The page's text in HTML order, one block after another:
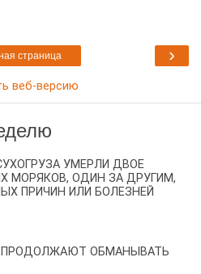
›
страница
веб-версию
УМЕРЛИ ДВОЕ
МОРЯКОВ, ОДИН ЗА ДРУГИМ,
ПРИЧИН ИЛИ БОЛЕЗНЕЙ
ОБМАНЫВАТЬ